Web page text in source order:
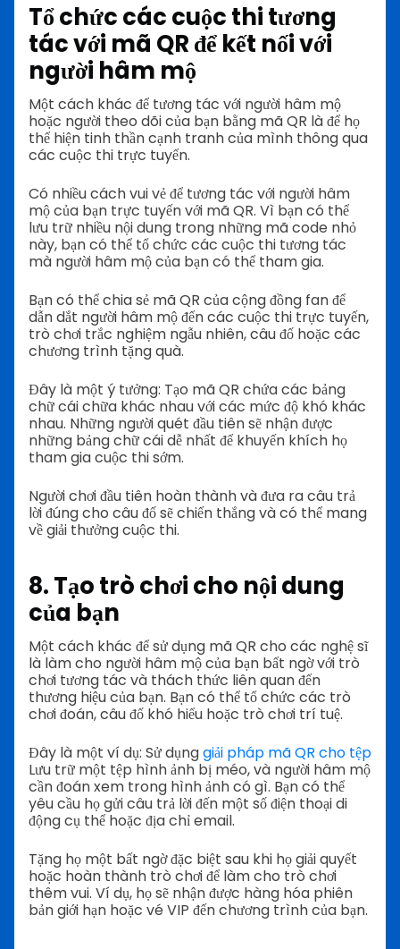
Tổ chức các cuộc thi tương
tác với mã QR để kết nối với
người hâm mộ
Một cách khác để tương tác với người hâm mộ
hoặc người theo dõi của bạn bằng mã QR là để họ
thể hiện tinh thần cạnh tranh của mình thông qua
các cuộc thi trực tuyến.
Có nhiều cách vui vẻ để tương tác với người hâm
mộ của bạn trực tuyến với mã QR. Vì bạn có thể
lưu trữ nhiều nội dung trong những mã code nhỏ
này, bạn có thể tổ chức các cuộc thi tương tác
mà người hâm mộ của bạn có thể tham gia.
Bạn có thể chia sẻ mã QR của cộng đồng fan để
dẫn dắt người hâm mộ đến các cuộc thi trực tuyến,
trò chơi trắc nghiệm ngẫu nhiên, câu đố hoặc các
chương trình tặng quà.
Đây là một ý tưởng: Tạo mã QR chứa các bảng
chữ cái chữa khác nhau với các mức độ khó khác
nhau. Những người quét đầu tiên sẽ nhận được
những bảng chữ cái dễ nhất để khuyến khích họ
tham gia cuộc thi sớm.
Người chơi đầu tiên hoàn thành và đưa ra câu trả
lời đúng cho câu đố sẽ chiến thắng và có thể mang
về giải thưởng cuộc thi.
8.Tạo trò chơi cho nội dung
của bạn
Một cách khác để sử dụng mã QR cho các nghệ sĩ
là làm cho người hâm mộ của bạn bất ngờ với trò
chơi tương tác và thách thức liên quan đến
thương hiệu của bạn. Bạn có thể tổ chức các trò
chơi đoán, câu đố khó hiểu hoặc trò chơi trí tuệ.
Đây là một ví dụ: Sử dụnggiải pháp mã QR cho tệp
Lưu trữ một tệp hình ảnh bị méo, và người hâm mộ
cần đoán xem trong hình ảnh có gì. Bạn có thể
yêu cầu họ gửi câu trả lời đến một số điện thoại di
động cụ thể hoặc địa chỉ email.
Tặng họ một bất ngờ đặc biệt sau khi họ giải quyết
hoặc hoàn thành trò chơi để làm cho trò chơi
thêm vui. Ví dụ, họ sẽ nhận được hàng hóa phiên
bản giới hạn hoặc vé VIP đến chương trình của bạn.